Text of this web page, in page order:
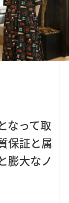
なって取
保証と属
膨大なノ